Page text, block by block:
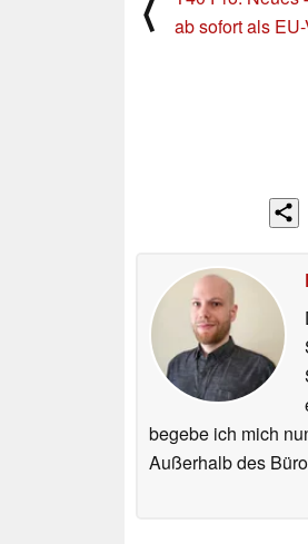
⟨
ab sofort als
begebe ich mich
Außerhalb des